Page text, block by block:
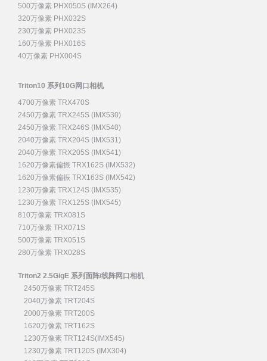
500万像素 PHX050S (IMX264)
320万像素 PHX032S
230万像素 PHX023S
160万像素 PHX016S
40万像素 PHX004S
Triton10 系列10G网口相机
4700万像素 TRX470S
2450万像素 TRX245S (IMX530)
2450万像素 TRX246S (IMX540)
2040万像素 TRX204S (IMX531)
2040万像素 TRX205S (IMX541)
1620万像素偏振 TRX162S (IMX532)
1620万像素偏振 TRX163S (IMX542)
1230万像素 TRX124S (IMX535)
1230万像素 TRX125S (IMX545)
810万像素 TRX081S
710万像素 TRX071S
500万像素 TRX051S
280万像素 TRX028S
Triton2 2.5GigE 系列面阵/线阵网口相机
2450万像素 TRT245S
2040万像素 TRT204S
2000万像素 TRT200S
1620万像素 TRT162S
1230万像素 TRT124S(IMX545)
1230万像素 TRT120S (IMX304)